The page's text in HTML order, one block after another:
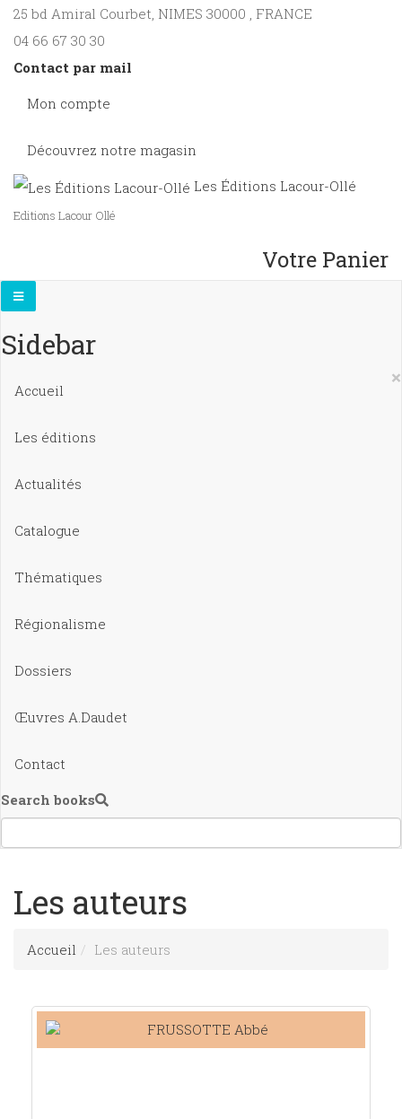
25 bd Amiral Courbet, NIMES 30000 , FRANCE
04 66 67 30 30
Contact par mail
Mon compte
Découvrez notre magasin
Les Éditions Lacour-Ollé
Editions Lacour Ollé
Votre Panier
Sidebar
×
Accueil
Les éditions
Actualités
Catalogue
Thématiques
Régionalisme
Dossiers
Œuvres A.Daudet
Contact
Search books
Les auteurs
Accueil Les auteurs